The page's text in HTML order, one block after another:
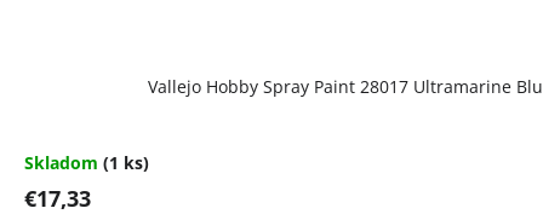
Vallejo Hobby Spray Paint 28017 Ultramarine
Skladom (1 ks)
€17,33